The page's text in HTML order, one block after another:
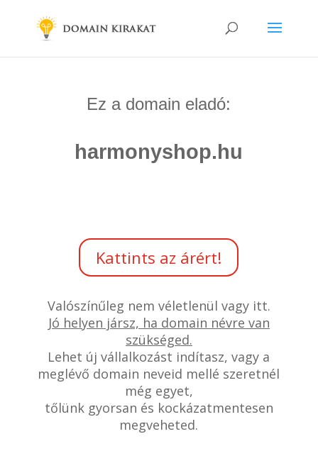
Ez a domain eladó:
harmonyshop.hu
Kattints az árért!
Valószínűleg nem véletlenül vagy itt.
Jó helyen jársz, ha domain névre van
szükséged.
Lehet új vállalkozást indítasz, vagy a
meglévő domain neveid mellé szeretnél
még egyet,
tőlünk gyorsan és kockázatmentesen
megveheted.